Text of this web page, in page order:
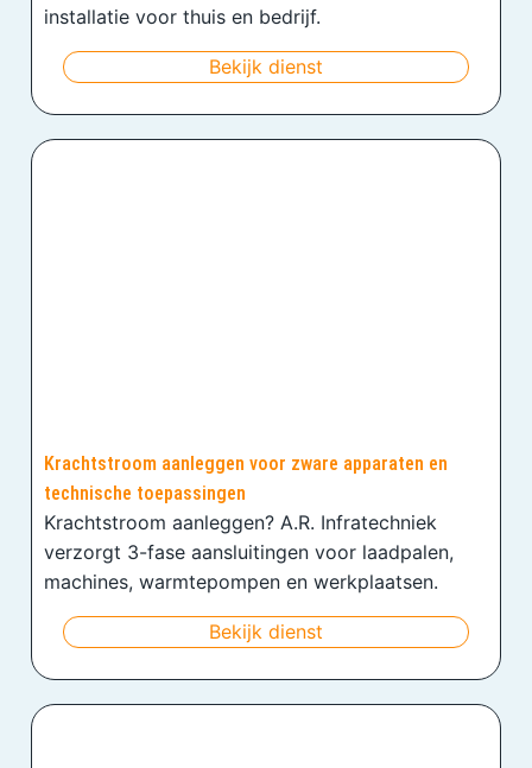
installatie voor thuis en bedrijf.
Bekijk dienst
Krachtstroom aanleggen voor zware apparaten en
technische toepassingen
Krachtstroom aanleggen? A.R. Infratechniek
verzorgt 3-fase aansluitingen voor laadpalen,
machines, warmtepompen en werkplaatsen.
Bekijk dienst